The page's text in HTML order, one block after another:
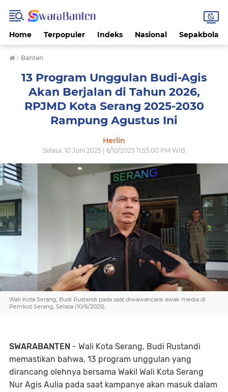
Home Terpopuler Indeks Nasional Sepakbola
› Banten
13 Program Unggulan Budi-Agis
Akan Berjalan di Tahun 2026,
RPJMD Kota Serang 2025-2030
Rampung Agustus Ini
Herlin
Selasa, 10 Juni 2025 | 6/10/2025 11:53:00 PM WIB
Wali Kota Serang, Budi Rustandi pada saat diwawancarai awak media di
Pemkot Serang, Selasa (10/6/2025).
SWARABANTEN - Wali Kota Serang, Budi Rustandi
memastikan bahwa, 13 program unggulan yang
dirancang olehnya bersama Wakil Wali Kota Serang
Nur Agis Aulia pada saat kampanye akan masuk dalam